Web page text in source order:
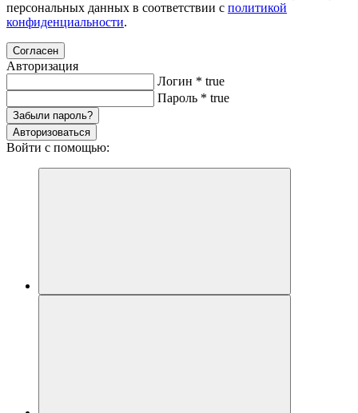
персональных данных в соответствии с политикой
конфиденциальности.
Согласен
Авторизация
Логин * true
Пароль * true
Забыли пароль?
Авторизоваться
Войти с помощью: